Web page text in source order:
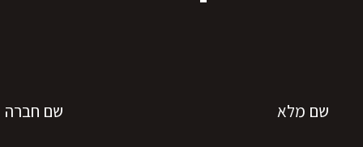
שם מלא שם חברה